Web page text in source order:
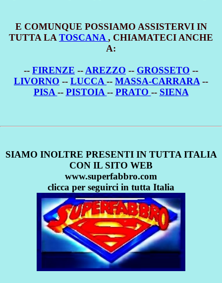
E COMUNQUE POSSIAMO ASSISTERVI IN
TUTTA LA TOSCANA , CHIAMATECI ANCHE
A:
-- FIRENZE -- AREZZO -- GROSSETO --
LIVORNO -- LUCCA -- MASSA-CARRARA --
PISA -- PISTOIA -- PRATO -- SIENA
SIAMO INOLTRE PRESENTI IN TUTTA ITALIA
CON IL SITO WEB
www.superfabbro.com
clicca per seguirci in tutta Italia